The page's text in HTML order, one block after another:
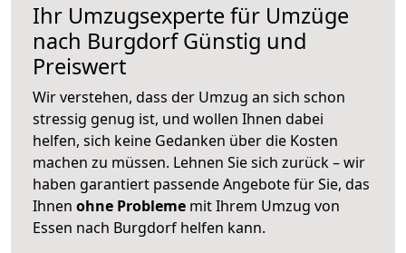
Ihr Umzugsexperte für Umzüge
nach BurgdorfGünstig und
Preiswert
Wir verstehen, dass der Umzug an sich schon
stressig genug ist, und wollen Ihnen dabei
helfen, sich keine Gedanken über die Kosten
machen zu müssen. Lehnen Sie sich zurück – wir
haben garantiert passende Angebote für Sie, das
Ihnen ohne Probleme mit Ihrem Umzug von
Essen nach Burgdorf helfen kann.